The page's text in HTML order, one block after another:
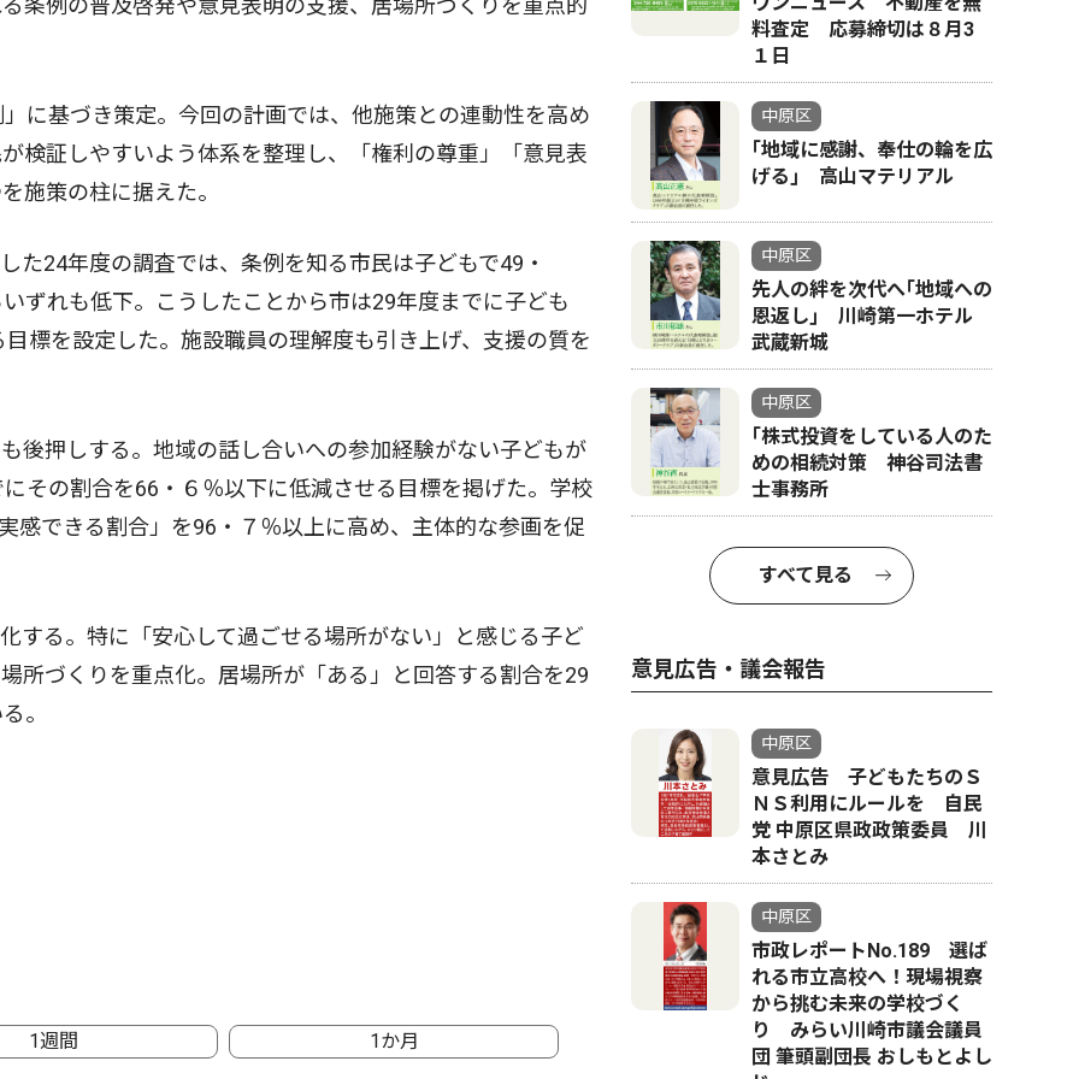
条例の普及啓発や意見表明の支援、居場所づくりを重点的
基づき策定。今回の計画では、他施策との連動性を高め
検証しやすいよう体系を整理し、「権利の尊重」「意見表
施策の柱に据えた。
24年度の調査では、条例を知る市民は子どもで49・
ずれも低下。こうしたことから市は29年度までに子ども
標を設定した。施設職員の理解度も引き上げ、支援の質を
押しする。地域の話し合いへの参加経験がない子どもが
その割合を66・６％以下に低減させる目標を掲げた。学校
感できる割合」を96・７％以上に高め、主体的な参画を促
る。特に「安心して過ごせる場所がない」と感じる子ど
所づくりを重点化。居場所が「ある」と回答する割合を29
。
1週間 1か月
料査定 応募締切は８月3
１日
中原区
｢地域に感謝、奉仕の輪を広
げる｣ 高山マテリアル
中原区
先人の絆を次代へ｢地域への
恩返し｣ 川崎第一ホテル
武蔵新城
中原区
｢株式投資をしている人のた
めの相続対策 神谷司法書
士事務所
すべて見る
意見広告・議会報告
中原区
意見広告 子どもたちのＳ
ＮＳ利用にルールを 自民
党 中原区県政政策委員 川
本さとみ
中原区
市政レポートNo.189 選ば
れる市立高校へ！現場視察
から挑む未来の学校づく
り みらい川崎市議会議員
団 筆頭副団長 おしもとよし